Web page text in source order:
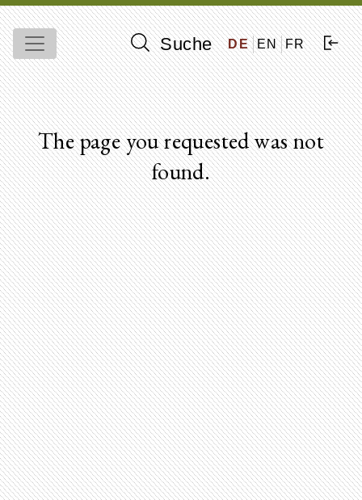
Suche DE EN FR
The page you requested was not
found.